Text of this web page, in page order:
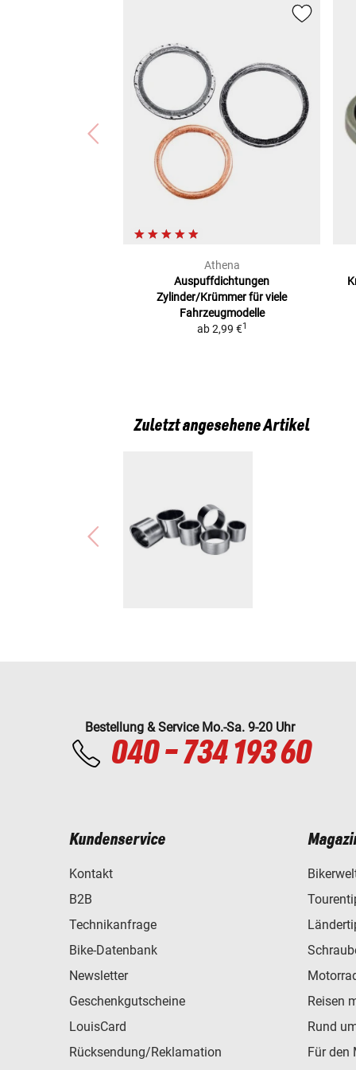
Athena
Auspuffdichtungen
Zylinder/Krümmerfür viele
Fahrzeugmodelle
ab 2,99 €1
Zuletzt angesehene Artikel
Bestellung & Service Mo.-Sa. 9-20 Uhr
040 - 734 193 60
Kundenservice
Kontakt
B2B
Technikanfrage
Bike-Datenbank
Newsletter
Geschenkgutscheine
LouisCard
Rücksendung/Reklamation
Reisen
Rund
Für den